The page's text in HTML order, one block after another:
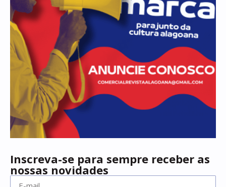
Inscreva-se para sempre receber as
nossas novidades